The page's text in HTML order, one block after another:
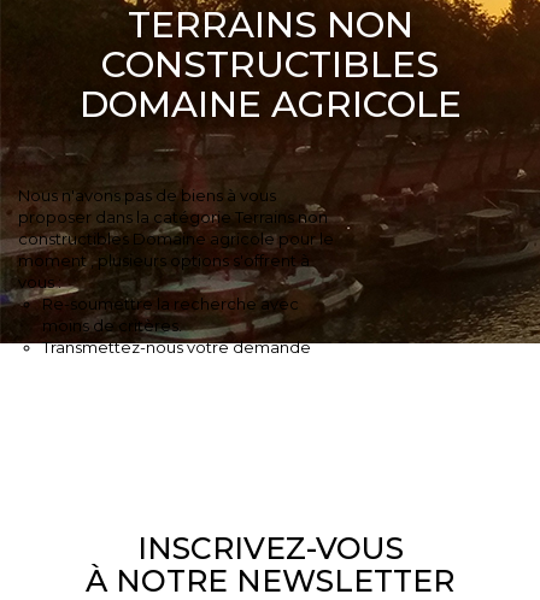
TERRAINS NON
CONSTRUCTIBLES
DOMAINE AGRICOLE
Nous n'avons pas de biens à vous
proposer dans la catégorie Terrains non
constructibles Domaine agricole pour le
moment , plusieurs options s'offrent à
vous :
Re-soumettre la recherche avec
moins de critères.
Transmettez-nous votre demande
INSCRIVEZ-VOUS
À NOTRE NEWSLETTER